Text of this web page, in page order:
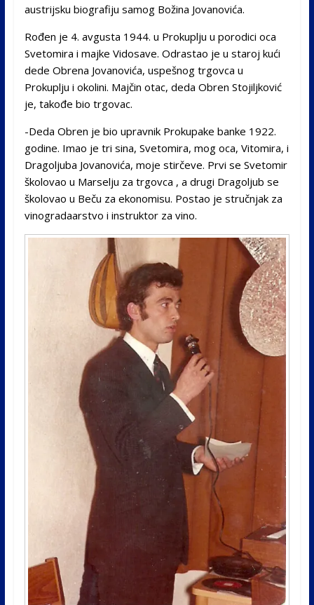
austrijsku biografiju samog Božina Jovanovića.
Rođen je 4. avgusta 1944. u Prokuplju u porodici oca
Svetomira i majke Vidosave. Odrastao je u staroj kući
dede Obrena Jovanovića, uspešnog trgovca u
Prokuplju i okolini. Majčin otac, deda Obren Stojiljković
je, takođe bio trgovac.
-Deda Obren je bio upravnik Prokupake banke 1922.
godine. Imao je tri sina, Svetomira, mog oca, Vitomira, i
Dragoljuba Jovanovića, moje stirčeve. Prvi se Svetomir
školovao u Marselju za trgovca , a drugi Dragoljub se
školovao u Beču za ekonomisu. Postao je stručnjak za
vinogradaarstvo i instruktor za vino.